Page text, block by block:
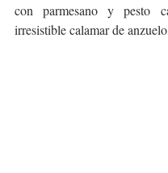
con parmesano y pesto
irresistible calamar de